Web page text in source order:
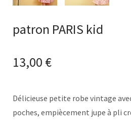
patron PARIS kid
13,00 €
Délicieuse petite robe vintage
poches, empiècement jupe à pli